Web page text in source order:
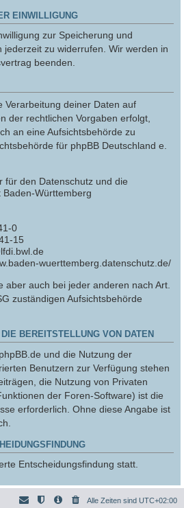
EINWILLIGUNG
zur Speicherung und
jederzeit zu widerrufen. Wir werden in
beenden.
Verarbeitung deiner Daten auf
der rechtlichen Vorgaben erfolgt,
an eine Aufsichtsbehörde zu
für phpBB Deutschland e.
für den Datenschutz und die
Württemberg
0
15
wuerttemberg.datenschutz.de/
aber auch bei jeder anderen nach Art.
zuständigen Aufsichtsbehörde
BEREITSTELLUNG VON DATEN
und die Nutzung der
Benutzern zur Verfügung stehen
die Nutzung von Privaten
der Foren-Software) ist die
erforderlich. Ohne diese Angabe ist
Entscheidungsfindung statt.
Alle Zeiten sind UTC+02:00